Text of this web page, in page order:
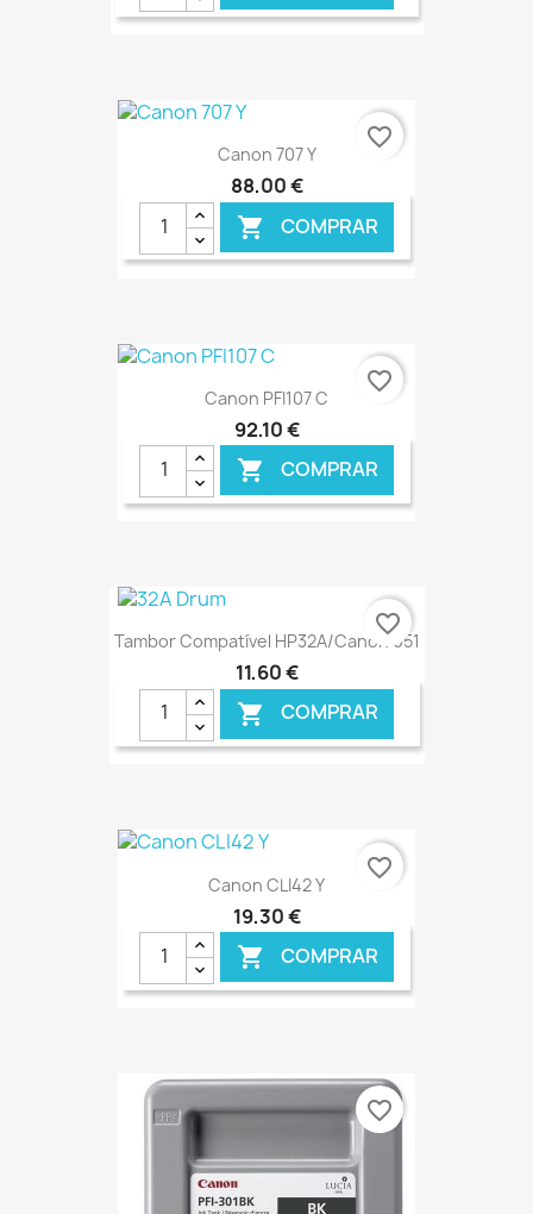
Canon 707 Y
88,00 €
 COMPRAR
€ ONLINE
favorite_border
Canon PFI107 C
92,10 €
 COMPRAR
€ ONLINE
favorite_border
Tambor Compatível HP32A/Canon 051
11,60 €
 COMPRAR
€ ONLINE
favorite_border
Canon CLI42 Y
19,30 €
 COMPRAR
€ ONLINE
favorite_border
favorite_border